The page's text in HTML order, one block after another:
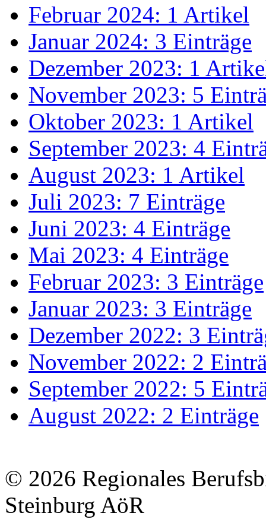
Februar 2024: 1 Artikel
Januar 2024: 3 Einträge
Dezember 2023: 1
November 2023: 5
Oktober 2023: 1 Artikel
September 2023: 4
August 2023: 1 Artikel
Juli 2023: 7 Einträge
Juni 2023: 4 Einträge
Mai 2023: 4 Einträge
Februar 2023: 3 Einträge
Januar 2023: 3 Einträge
Dezember 2022: 3
November 2022: 2
September 2022: 5
August 2022: 2 Einträge
© 2026 Regionales
Steinburg AöR